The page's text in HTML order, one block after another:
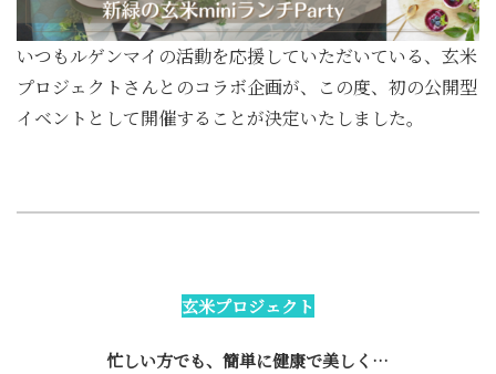
いつもルゲンマイの活動を応援していただいている、玄米
プロジェクトさんとのコラボ企画が、この度、初の公開型
イベントとして開催することが決定いたしました。
玄米プロジェクト
忙しい方でも、簡単に健康で美しく…